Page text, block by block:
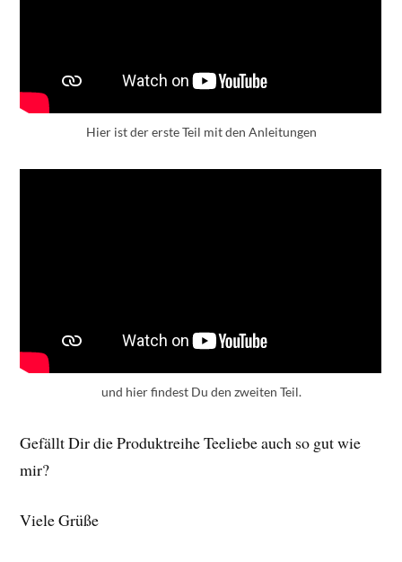
Hier ist der erste Teil mit den Anleitungen
und hier findest Du den zweiten Teil.
Gefällt Dir die Produktreihe Teeliebe auch so gut wie
mir?
Viele Grüße